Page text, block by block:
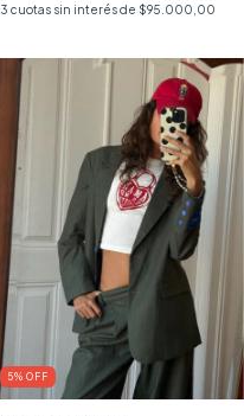
3 cuotas sin interés de $95.000,00
5% OFF